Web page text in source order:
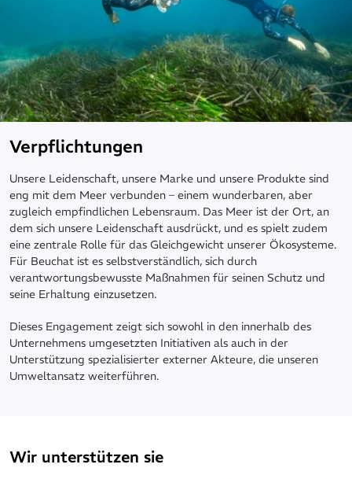
Verpflichtungen
Unsere Leidenschaft, unsere Marke und unsere Produkte sind
eng mit dem Meer verbunden – einem wunderbaren, aber
zugleich empfindlichen Lebensraum. Das Meer ist der Ort, an
dem sich unsere Leidenschaft ausdrückt, und es spielt zudem
eine zentrale Rolle für das Gleichgewicht unserer Ökosysteme.
Für Beuchat ist es selbstverständlich, sich durch
verantwortungsbewusste Maßnahmen für seinen Schutz und
seine Erhaltung einzusetzen.
Dieses Engagement zeigt sich sowohl in den innerhalb des
Unternehmens umgesetzten Initiativen als auch in der
Unterstützung spezialisierter externer Akteure, die unseren
Umweltansatz weiterführen.
Wir unterstützen sie